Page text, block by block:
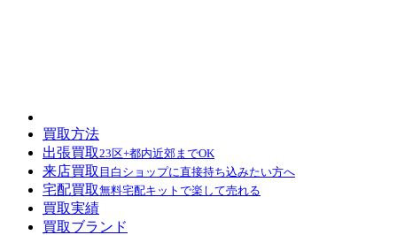
買取方法
出張買取23区+都内近郊までOK
来店買取 目白ショップに直接持ち込みたい方へ
宅配買取無料宅配キットで楽して売れる
買取実績
買取ブランド